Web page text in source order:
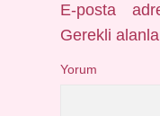
E-posta
Gerekli
Yorum